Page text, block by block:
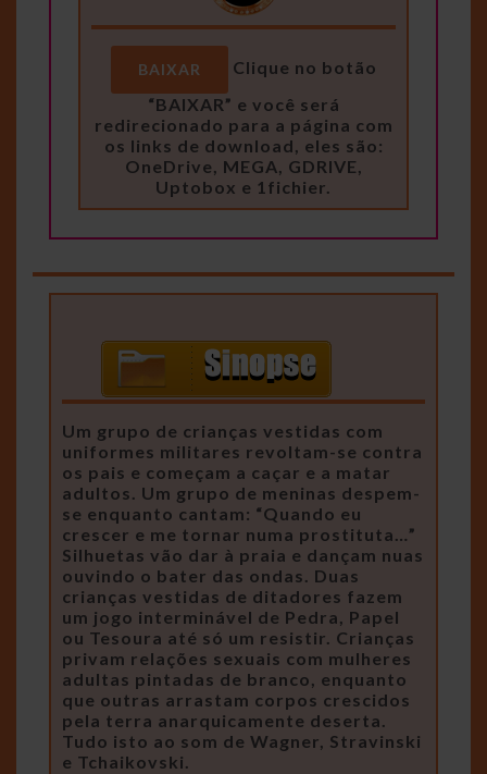
BAIXAR
Clique no botão
“BAIXAR” e você será
redirecionado para a página com
os links de download, eles são:
OneDrive, MEGA, GDRIVE,
Uptobox e 1fichier.
Um grupo de crianças vestidas com
uniformes militares revoltam-se contra
os pais e começam a caçar e a matar
adultos. Um grupo de meninas despem-
se enquanto cantam: “Quando eu
crescer e me tornar numa prostituta…”
Silhuetas vão dar à praia e dançam nuas
ouvindo o bater das ondas. Duas
crianças vestidas de ditadores fazem
um jogo interminável de Pedra, Papel
ou Tesoura até só um resistir. Crianças
privam relações sexuais com mulheres
adultas pintadas de branco, enquanto
que outras arrastam corpos crescidos
pela terra anarquicamente deserta.
Tudo isto ao som de Wagner, Stravinski
e Tchaikovski.